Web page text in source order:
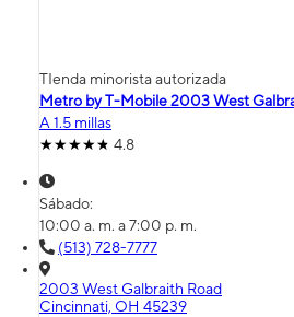
TIenda minorista autorizada
Metro by T-Mobile 2003 West
A 1.5 millas
4.8
Sábado:
10:00 a. m. a 7:00 p. m.
(513) 728-7777
2003 West Galbraith Road
Cincinnati, OH 45239